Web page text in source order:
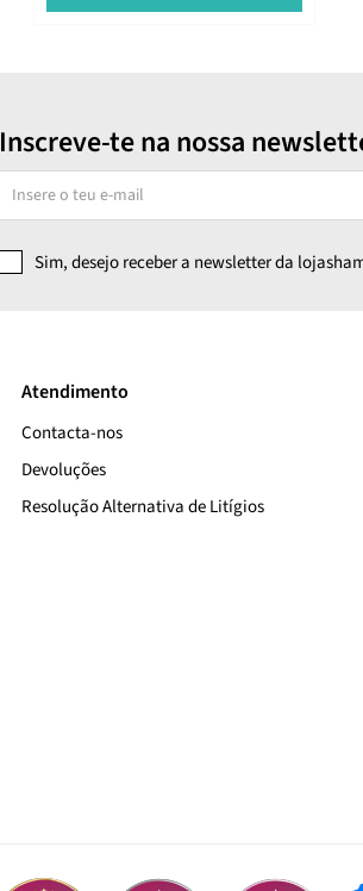
Inscreve-te na nossa
Sim, desejo receber a newsletter da
Atendimento
Contacta-nos
Devoluções
Resolução Alternativa de Litígios